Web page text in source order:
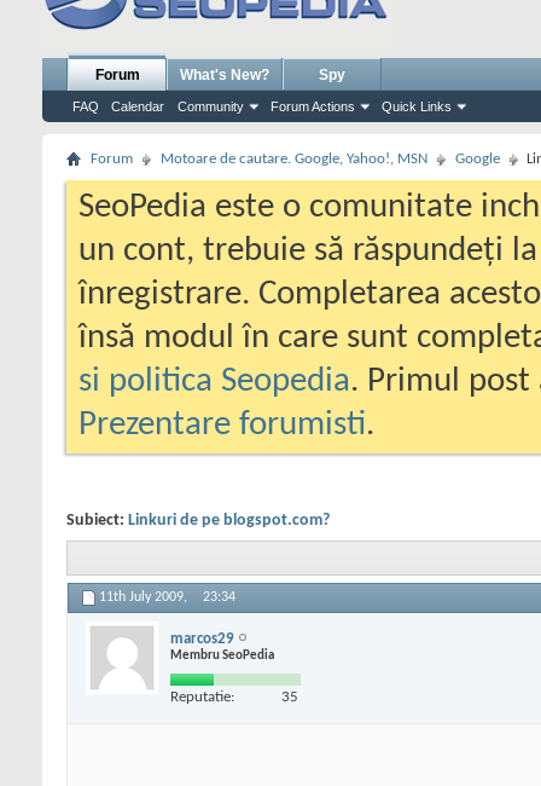
Forum
FAQ Calendar Community Forum Actions Quick Links
What's New? Spy
Forum Motoare de cautare. Google, Yahoo!, MSN Google
SeoPedia este o comunitate
un cont, trebuie să răspundeți
înregistrare. Completarea
însă modul în care sunt
si politica Seopedia. Primul
Prezentare forumisti.
Subiect: Linkuri de pe blogspot.com?
11th July 2009, 23:34
marcos29
Membru SeoPedia
Reputatie: 35